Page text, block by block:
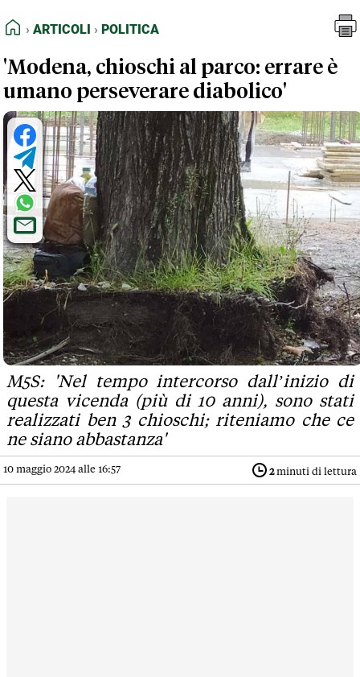
FEED RSS
NORMATIVE DEONTOLOGICHE
TERMINI e CONDIZIONI
HOME
ARTICOLI POLITICA
'Modena, chioschi al parco: errare è
umano perseverare diabolico'
M5S: 'Nel tempo intercorso dall’inizio di
questa vicenda (più di 10 anni), sono stati
realizzati ben 3 chioschi; riteniamo che ce
ne siano abbastanza'
10 maggio 2024 alle 16:57 2minuti di lettura